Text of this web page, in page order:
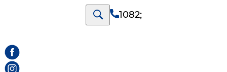
1082;